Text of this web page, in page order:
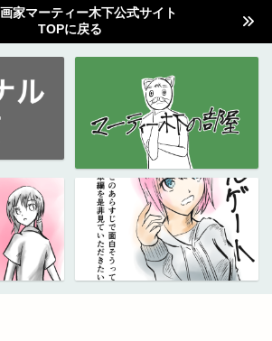
家マーティー木下公式サイト
TOPに戻る